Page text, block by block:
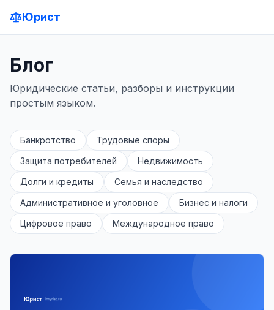
Юрист
Блог
Юридические статьи, разборы и инструкции
простым языком.
Банкротство
Трудовые споры
Защита потребителей
Недвижимость
Долги и кредиты
Семья и наследство
Административное и уголовное
Бизнес и налоги
Цифровое право
Международное право